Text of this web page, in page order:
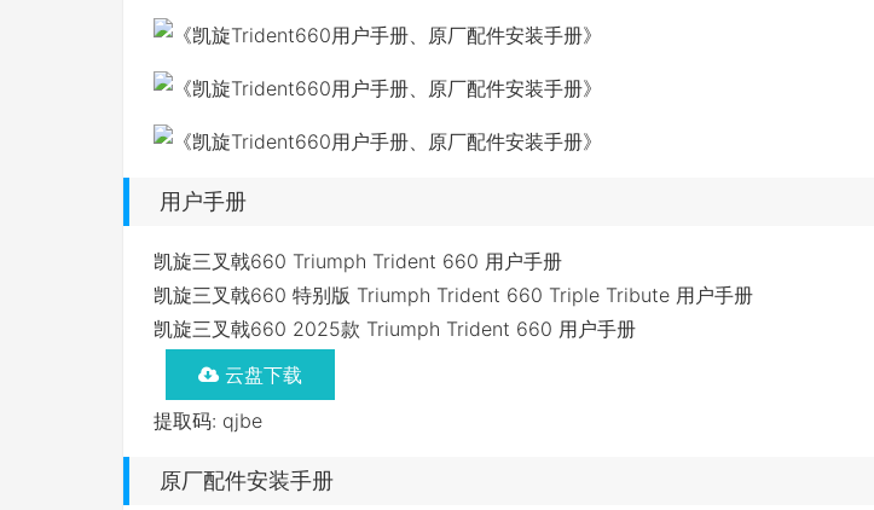
用户手册
凯旋三叉戟660 Triumph Trident 660 用户手册
凯旋三叉戟660 特别版 Triumph Trident 660 Triple Tribute 用户手册
凯旋三叉戟660 2025款 Triumph Trident 660 用户手册
云盘下载
提取码: qjbe
原厂配件安装手册